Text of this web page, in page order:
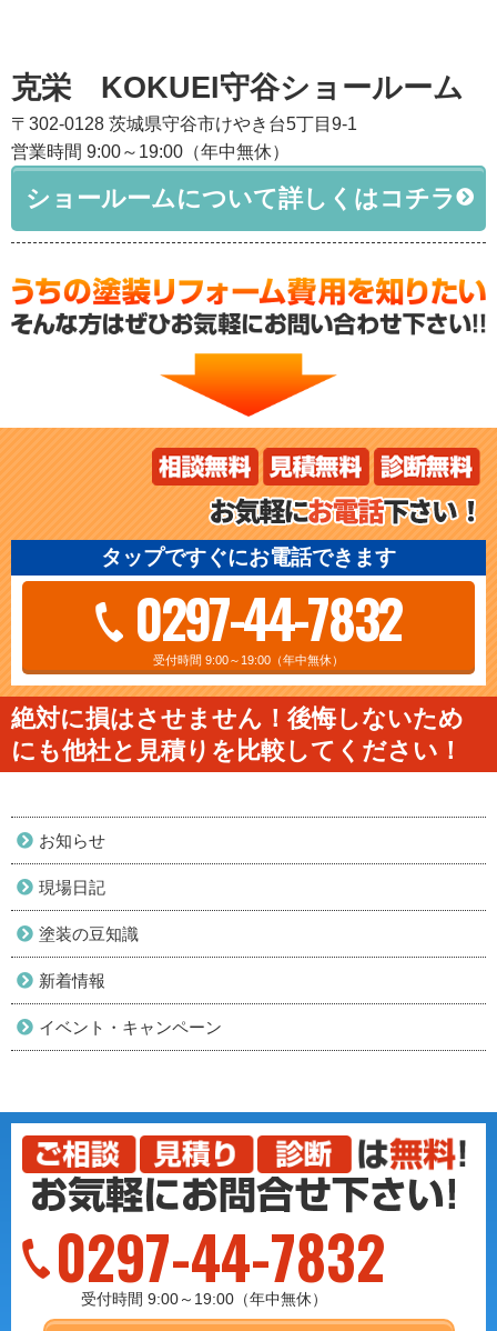
克栄 KOKUEI守谷ショールーム
〒302-0128 茨城県守谷市けやき台5丁目9-1
営業時間 9:00～19:00（年中無休）
ショールームについて詳しくはコチラ
タップですぐにお電話できます
0297-44-7832
受付時間 9:00～19:00（年中無休）
絶対に損はさせません！後悔しないため
にも他社と見積りを比較してください！
お知らせ
現場日記
塗装の豆知識
新着情報
イベント・キャンペーン
0297-44-7832
受付時間 9:00～19:00（年中無休）